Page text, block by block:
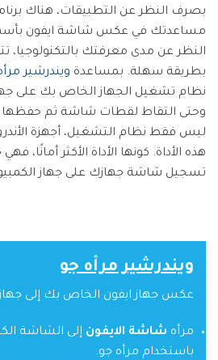
بصرف النظر عن التطبيقات، هناك
مساعدتك في عكس شاشة ايفون
النظر عن مدى معرفتك بالتكنولوجيا،
بطريقة سهلة. بمساعدة ويندرشير
نظام تشغيل الجهاز الخاص بك على
وحتى التقاط لقطات شاشة ثم حفظها
ليس فقط نظام التشغيل، أجهزة
هذه الأداة. كونها الأداة الأكثر أمانًا،
تسجيل شاشة جهازك على جهاز
ويندرشير مرأه جو
عكس جهاز ايفون الخاص بك إلى
مرأه شاشة الايفون إلى الشاشة
باستخدام مرأه جو.